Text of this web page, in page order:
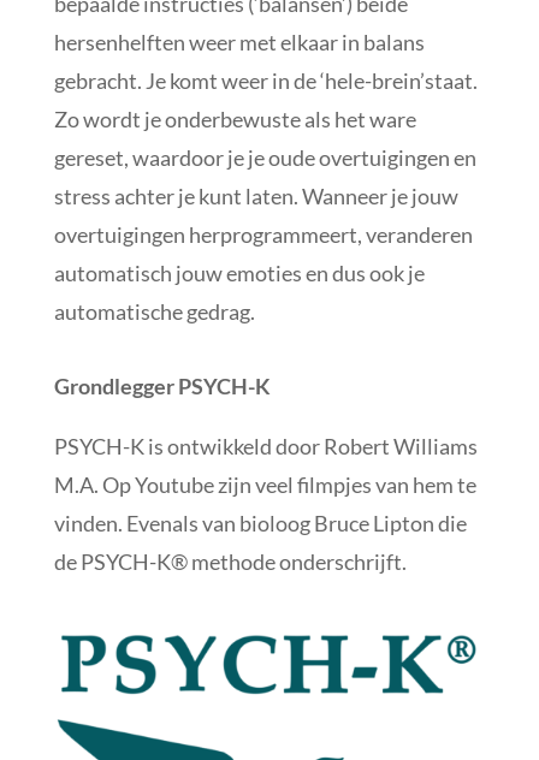
hersenhelften weer met elkaar in balans
gebracht. Je komt weer in de ‘hele-brein’staat.
Zo wordt je onderbewuste als het ware
gereset, waardoor je je oude overtuigingen en
stress achter je kunt laten. Wanneer je jouw
overtuigingen herprogrammeert, veranderen
automatisch jouw emoties en dus ook je
automatische gedrag.
Grondlegger PSYCH-K
PSYCH-K is ontwikkeld door Robert Williams
M.A. Op Youtube zijn veel filmpjes van hem te
vinden. Evenals van bioloog Bruce Lipton die
de PSYCH-K® methode onderschrijft.